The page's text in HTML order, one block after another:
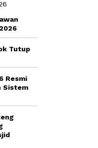
Tutup
Resmi
Sistem